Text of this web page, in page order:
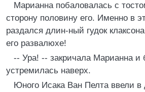
Марианна побаловалась с
сторону половину его. Именно в
раздался длин-ный гудок
его развалюхе!
-- Ура! -- закричала Марианна и
устремилась наверх.
Юного Исака Ван Пелта ввели в